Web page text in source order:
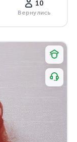
10
Вернулись